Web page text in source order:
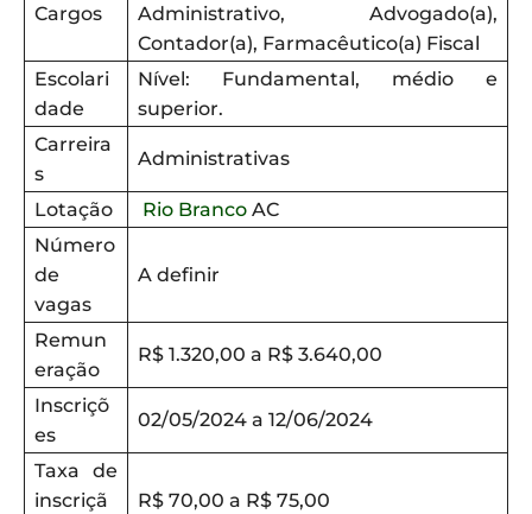
Cargos
Administrativo, Advogado(a),
Contador(a), Farmacêutico(a) Fiscal
Escolari
dade
Nível: Fundamental, médio e
superior.
Carreira
s
Administrativas
Lotação Rio Branco AC
Número
de
vagas
A definir
Remun
eração
R$ 1.320,00 a R$ 3.640,00
Inscriçõ
es
02/05/2024 a 12/06/2024
Taxa de
inscriçã
R$ 70,00 a R$ 75,00